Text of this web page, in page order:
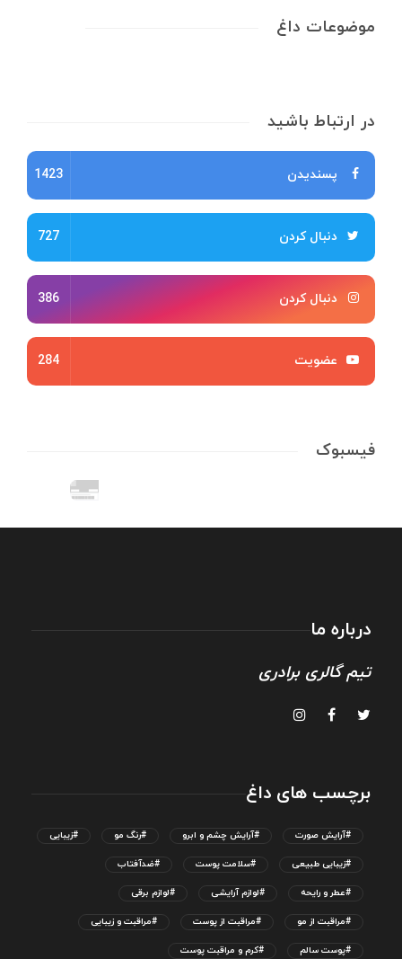
موضوعات داغ
در ارتباط باشید
پسندیدن 1423
دنبال کردن 727
دنبال کردن 386
عضویت 284
فیسبوک
درباره ما
تیم گالری برادری
برچسب های داغ
#آرایش صورت #آرایش چشم و ابرو #رنگ مو #زیبایی
#زیبایی طبیعی #سلامت پوست #ضدآفتاب
#عطر و رایحه #لوازم آرایشی #لوازم برقی
#مراقبت از مو #مراقبت از پوست #مراقبت و زیبایی
#پوست سالم #کرم و مراقبت پوست